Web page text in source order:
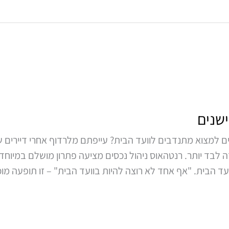
למצוא מתנדבים לוועד הבית? עייפתם מלרדוף אחרי דיירים
יותר. רנטהאוס ניהול נכסים מציעה פתרון מושלם במיוחד
הבית. "אף אחד לא רוצה להיות בוועד הבית" – זו תופעה